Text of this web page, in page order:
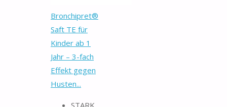
Bronchipret®
Saft TE für
Kinder ab 1
Jahr – 3-fach
Effekt gegen
Husten...
STARK